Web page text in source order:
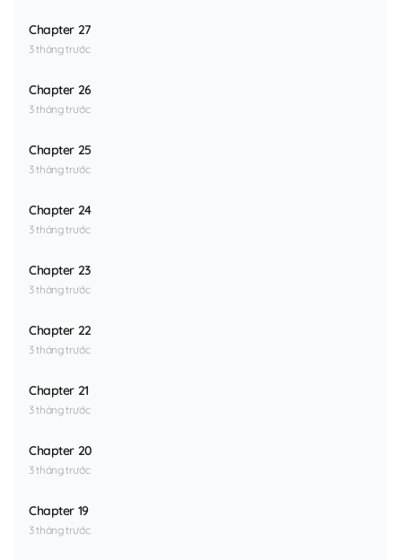
Chapter 27
3 tháng trước
Chapter 26
3 tháng trước
Chapter 25
3 tháng trước
Chapter 24
3 tháng trước
Chapter 23
3 tháng trước
Chapter 22
3 tháng trước
Chapter 21
3 tháng trước
Chapter 20
3 tháng trước
Chapter 19
3 tháng trước